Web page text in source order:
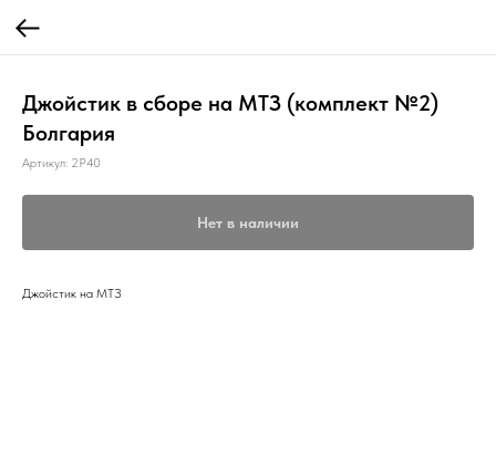
Джойстик в сборе на МТЗ (комплект №2)
Болгария
Артикул: 2Р40
Нет в наличии
Джойстик на МТЗ